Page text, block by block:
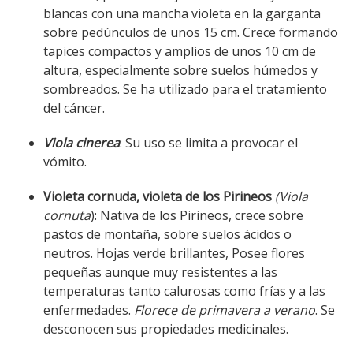
blancas con una mancha violeta en la garganta
sobre pedúnculos de unos 15 cm. Crece formando
tapices compactos y amplios de unos 10 cm de
altura, especialmente sobre suelos húmedos y
sombreados. Se ha utilizado para el tratamiento
del cáncer.
Viola cinerea: Su uso se limita a provocar el
vómito.
Violeta cornuda, violeta de los Pirineos (Viola
cornuta): Nativa de los Pirineos, crece sobre
pastos de montaña, sobre suelos ácidos o
neutros. Hojas verde brillantes, Posee flores
pequeñas aunque muy resistentes a las
temperaturas tanto calurosas como frías y a las
enfermedades. Florece de primavera a verano. Se
desconocen sus propiedades medicinales.